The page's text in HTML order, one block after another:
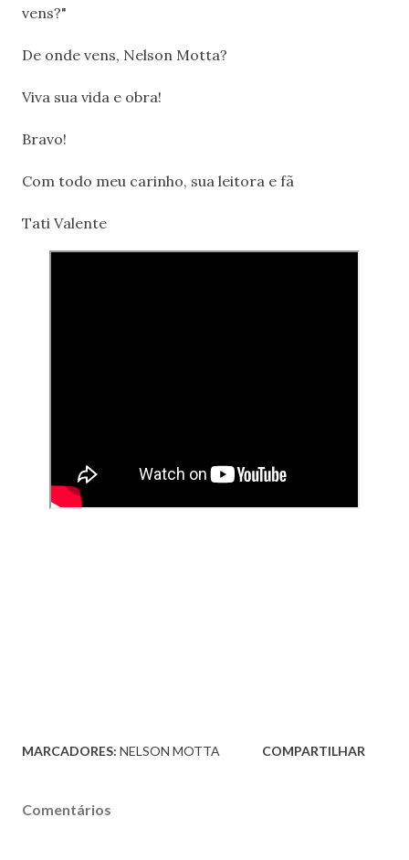
vens?"
De onde vens, Nelson Motta?
Viva sua vida e obra!
Bravo!
Com todo meu carinho, sua leitora e fã
Tati Valente
MARCADORES: NELSON MOTTA COMPARTILHAR
Comentários